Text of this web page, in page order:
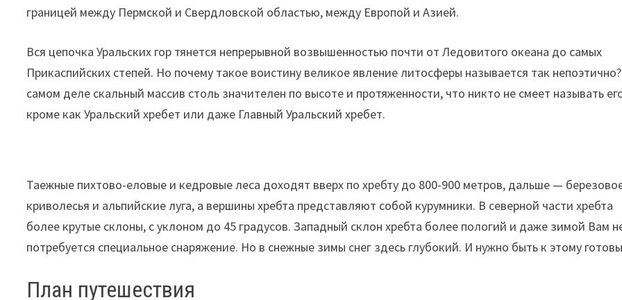
границей между Пермской и Свердловской областью, между Европой и Азией.
Вся цепочка Уральских гор тянется непрерывной возвышенностью почти от Ледовитого океана до самых
Прикаспийских степей. Но почему такое воистину великое явление литосферы называется так
самом деле скальный массив столь значителен по высоте и протяженности, что никто не смеет называть
кроме как Уральский хребет или даже Главный Уральский хребет.
Таежные пихтово-еловые и кедровые леса доходят вверх по хребту до 800-900 метров, дальше —
криволесья и альпийские луга, а вершины хребта представляют собой курумники. В северной части хребта
более крутые склоны, с уклоном до 45 градусов. Западный склон хребта более пологий и даже зимой Вам
потребуется специальное снаряжение. Но в снежные зимы снег здесь глубокий. И нужно быть к этому
План путешествия